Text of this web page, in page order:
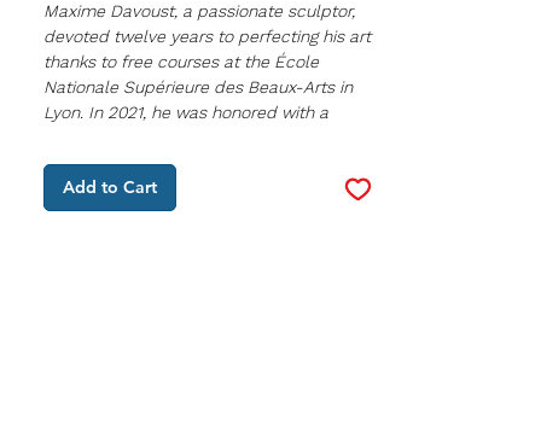
Maxime Davoust, a passionate sculptor,
devoted twelve years to perfecting his art
thanks to free courses at the École
Nationale Supérieure des Beaux-Arts in
Lyon. In 2021, he was honored with a
Sciences and Letters.
However, his artistic quest also took him to
Add to Cart